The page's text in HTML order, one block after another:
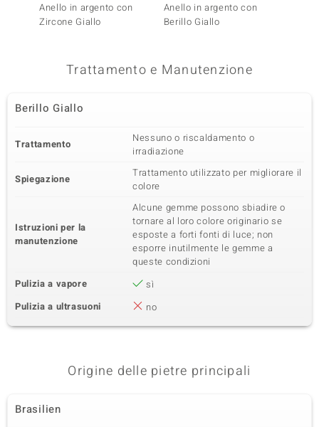
Anello in argento con
Zircone Giallo
Anello in argento con
Berillo Giallo
Trattamento e Manutenzione
Berillo Giallo
Trattamento
Nessuno o riscaldamento o
irradiazione
Spiegazione
Trattamento utilizzato per migliorare il
colore
Istruzioni per la
manutenzione
Alcune gemme possono sbiadire o
tornare al loro colore originario se
esposte a forti fonti di luce; non
esporre inutilmente le gemme a
queste condizioni
Pulizia a vapore
sì
Pulizia a ultrasuoni
no
Origine delle pietre principali
Brasilien